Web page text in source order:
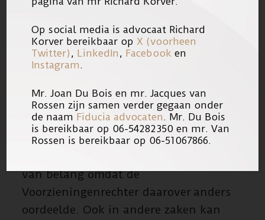
beroepen door het Hof niet van
toepassing zijn verklaard (r.o. 5.4).
Tot slot is positief dat het Hof, met
de raadsman van eiseressen, van
oordeel is dat indien de Staat
discrimineert, het aan de Staat is te
bewijzen dat zij daarvoor een
van belang omdat de
Voorzieningenrechter daarover anders
oordeelde. Ook in andere zaken kan
Op social media is advocaat Richard
Korver bereikbaar op X (voorheen
Twitter) , LinkedIn , Facebook en
Instagram.
Mr. Joan Du Bois en mr. Jacques van
Rossen zijn samen verder gegaan onder
de naam Fiducia advocaten. Mr. Du Bois
is bereikbaar op 06-54282350 en mr. Van
Rossen is bereikbaar op 06-51067866.